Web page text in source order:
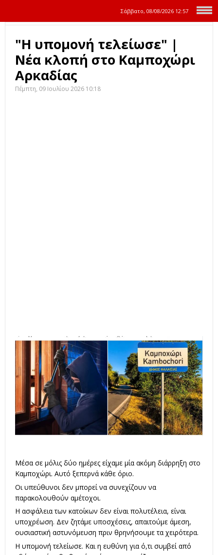
Σάββατο, 08/08/2026 12:57
"Η υπομονή τελείωσε" |
Νέα κλοπή στο Καμποχώρι
Αρκαδίας
Πέμπτη, 09 Ιουλίου 2026 10:18
Μέσα σε μόλις δύο ημέρες είχαμε μία ακόμη διάρρηξη στο
Καμποχώρι. Αυτό ξεπερνά κάθε όριο.
Οι υπεύθυνοι δεν μπορεί να συνεχίζουν να
παρακολουθούν αμέτοχοι.
Η ασφάλεια των κατοίκων δεν είναι πολυτέλεια, είναι
υποχρέωση. Δεν ζητάμε υποσχέσεις, απαιτούμε άμεση,
ουσιαστική αστυνόμευση πριν θρηνήσουμε τα χειρότερα.
Η υπομονή τελείωσε. Και η ευθύνη για ό,τι συμβεί από